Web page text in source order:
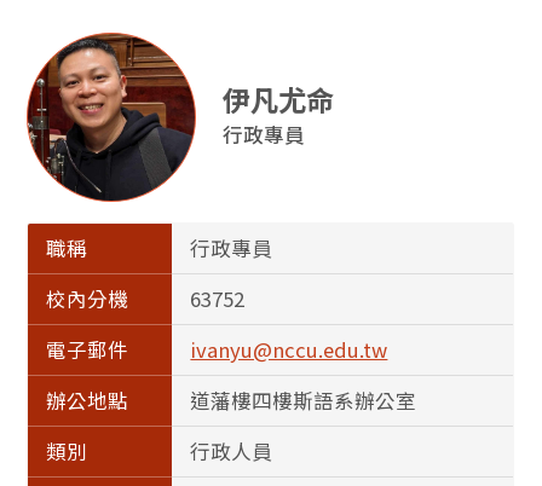
伊凡尤命
行政專員
職稱
行政專員
校內分機
63752
電子郵件
ivanyu@nccu.edu.tw
辦公地點
道藩樓四樓斯語系辦公室
類別
行政人員